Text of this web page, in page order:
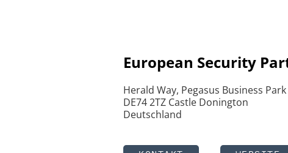
European Security
Herald Way, Pegasus Business Park
DE74 2TZ Castle Donington
Deutschland